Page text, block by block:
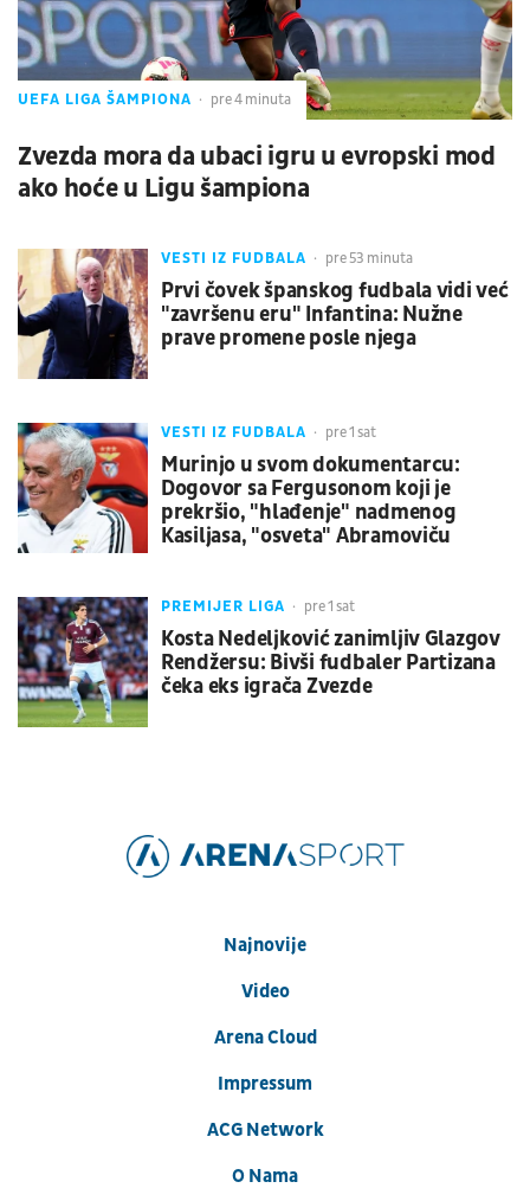
UEFA LIGA ŠAMPIONA pre 4 minuta
Zvezda mora da ubaci igru u evropski mod
ako hoće u Ligu šampiona
VESTI IZ FUDBALA pre 53 minuta
Prvi čovek španskog fudbala vidi već
"završenu eru" Infantina: Nužne
prave promene posle njega
VESTI IZ FUDBALA pre 1 sat
Murinjo u svom dokumentarcu:
Dogovor sa Fergusonom koji je
prekršio, "hlađenje" nadmenog
Kasiljasa, "osveta" Abramoviču
PREMIJER LIGA pre 1 sat
Kosta Nedeljković zanimljiv Glazgov
Rendžersu: Bivši fudbaler Partizana
čeka eks igrača Zvezde
Najnovije
Video
Arena Cloud
Impressum
ACG Network
O Nama